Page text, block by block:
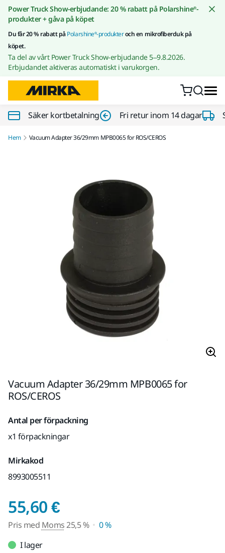
Gå till innehållet
Power Truck Show-erbjudande: 20 % rabatt på Polarshine®-
produkter + gåva på köpet
Du får 20 % rabatt påPolarshine®-produkteroch en mikrofiberduk på
köpet.
Ta del av vårt Power Truck Show-erbjudande 5–9.8.2026.
Erbjudandet aktiveras automatiskt i varukorgen.
Säker kortbetalning Fri retur inom 14 dagar
Hem Vacuum Adapter 36/29mm MPB0065 for ROS/CEROS
Vacuum Adapter 36/29mm MPB0065 for
ROS/CEROS
Antal per förpackning
x1 förpackningar
Mirkakod
8993005511
55,60 €Pris med Moms 25,5
Pris med Moms25,5 %
0 %
I lager